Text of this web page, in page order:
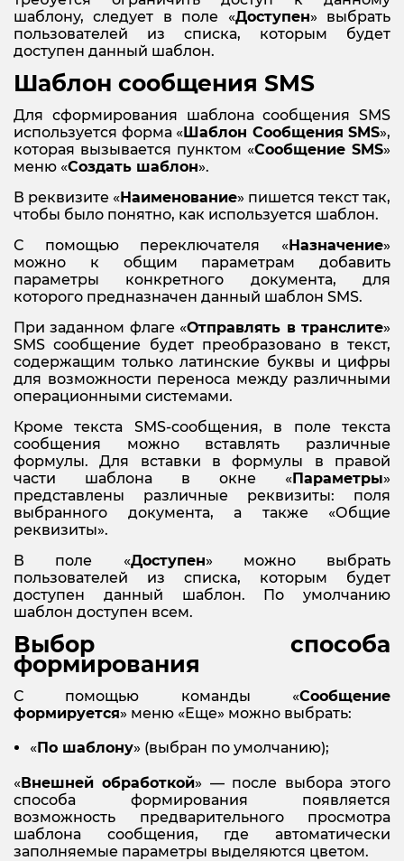
шаблону, следует в поле «Доступен» выбрать
пользователей из списка, которым будет
доступен данный шаблон.
Шаблон сообщения SMS
Для сформирования шаблона сообщения SMS
используется форма «Шаблон Сообщения SMS»,
которая вызывается пунктом «Сообщение SMS»
меню «Создать шаблон».
В реквизите «Наименование» пишется текст так,
чтобы было понятно, как используется шаблон.
С помощью переключателя «Назначение»
можно к общим параметрам добавить
параметры конкретного документа, для
которого предназначен данный шаблон SMS.
При заданном флаге «Отправлять в транслите»
SMS сообщение будет преобразовано в текст,
содержащим только латинские буквы и цифры
для возможности переноса между различными
операционными системами.
Кроме текста SMS-сообщения, в поле текста
сообщения можно вставлять различные
формулы. Для вставки в формулы в правой
части шаблона в окне «Параметры»
представлены различные реквизиты: поля
выбранного документа, а также «Общие
реквизиты».
В поле «Доступен» можно выбрать
пользователей из списка, которым будет
доступен данный шаблон. По умолчанию
шаблон доступен всем.
Выбор способа
формирования
С помощью команды «Сообщение
формируется» меню «Еще» можно выбрать:
«По шаблону» (выбран по умолчанию);
«Внешней обработкой» — после выбора этого
способа формирования появляется
возможность предварительного просмотра
шаблона сообщения, где автоматически
заполняемые параметры выделяются цветом.